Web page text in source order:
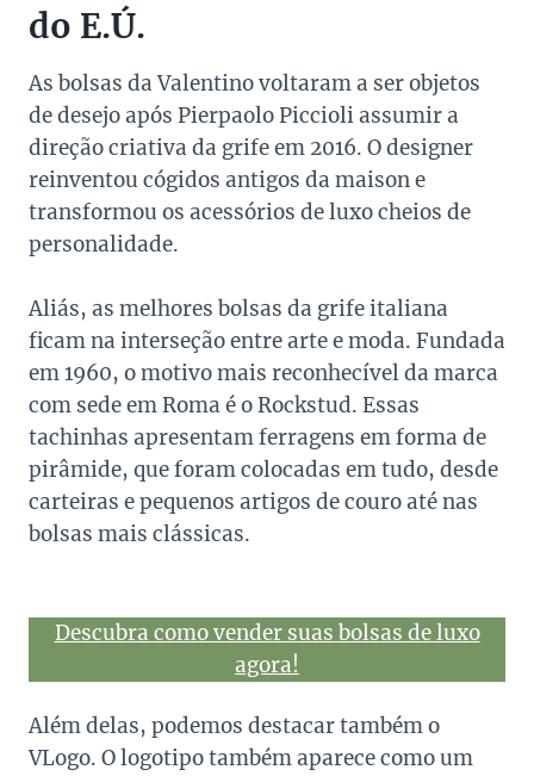
do E.Ú.
As bolsas da Valentino voltaram a ser objetos
de desejo após Pierpaolo Piccioli assumir a
direção criativa da grife em 2016. O designer
reinventou cógidos antigos da maison e
transformou os acessórios de luxo cheios de
personalidade.
Aliás, as melhores bolsas da grife italiana
ficam na interseção entre arte e moda. Fundada
em 1960, o motivo mais reconhecível da marca
com sede em Roma é o Rockstud. Essas
tachinhas apresentam ferragens em forma de
pirâmide, que foram colocadas em tudo, desde
carteiras e pequenos artigos de couro até nas
bolsas mais clássicas.
Descubra como vender suas bolsas de luxo
agora!
Além delas, podemos destacar também o
VLogo. O logotipo também aparece como um